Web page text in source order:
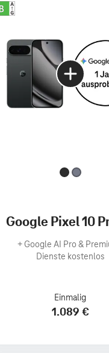
Google Pixel 10
+Google AI Pro &
Dienste kostenlos
Einmalig
1.089 €